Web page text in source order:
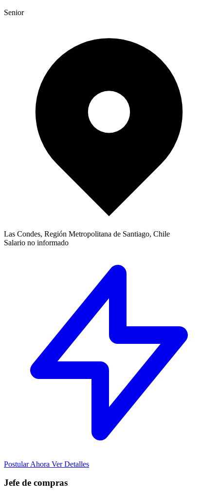
Senior
Las Condes, Región Metropolitana de Santiago, Chile
Salario no informado
Postular Ahora Ver Detalles
Jefe de compras